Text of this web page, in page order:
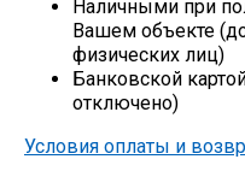
Наличными при
Вашем объекте
физических лиц)
Банковской
отключено)
Условия оплаты и